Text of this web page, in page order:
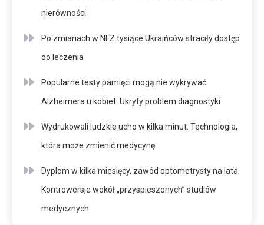
nierówności
Po zmianach w NFZ tysiące Ukraińców straciły dostęp
do leczenia
Popularne testy pamięci mogą nie wykrywać
Alzheimera u kobiet. Ukryty problem diagnostyki
Wydrukowali ludzkie ucho w kilka minut. Technologia,
która może zmienić medycynę
Dyplom w kilka miesięcy, zawód optometrysty na lata.
Kontrowersje wokół „przyspieszonych” studiów
medycznych